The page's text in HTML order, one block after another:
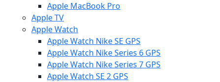
Apple MacBook Pro
Apple TV
Apple Watch
Apple Watch Nike SE GPS
Apple Watch Nike Series 6 GPS
Apple Watch Nike Series 7 GPS
Apple Watch SE 2 GPS